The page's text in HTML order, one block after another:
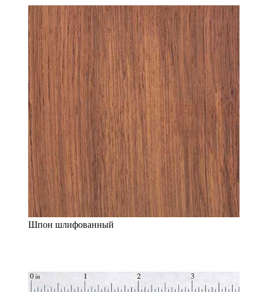
Шпон шлифованный